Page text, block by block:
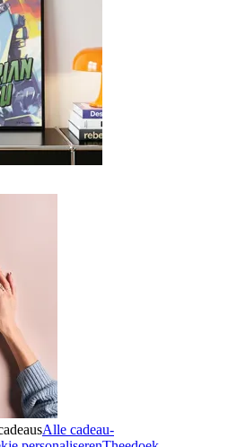
Alle cadeau-